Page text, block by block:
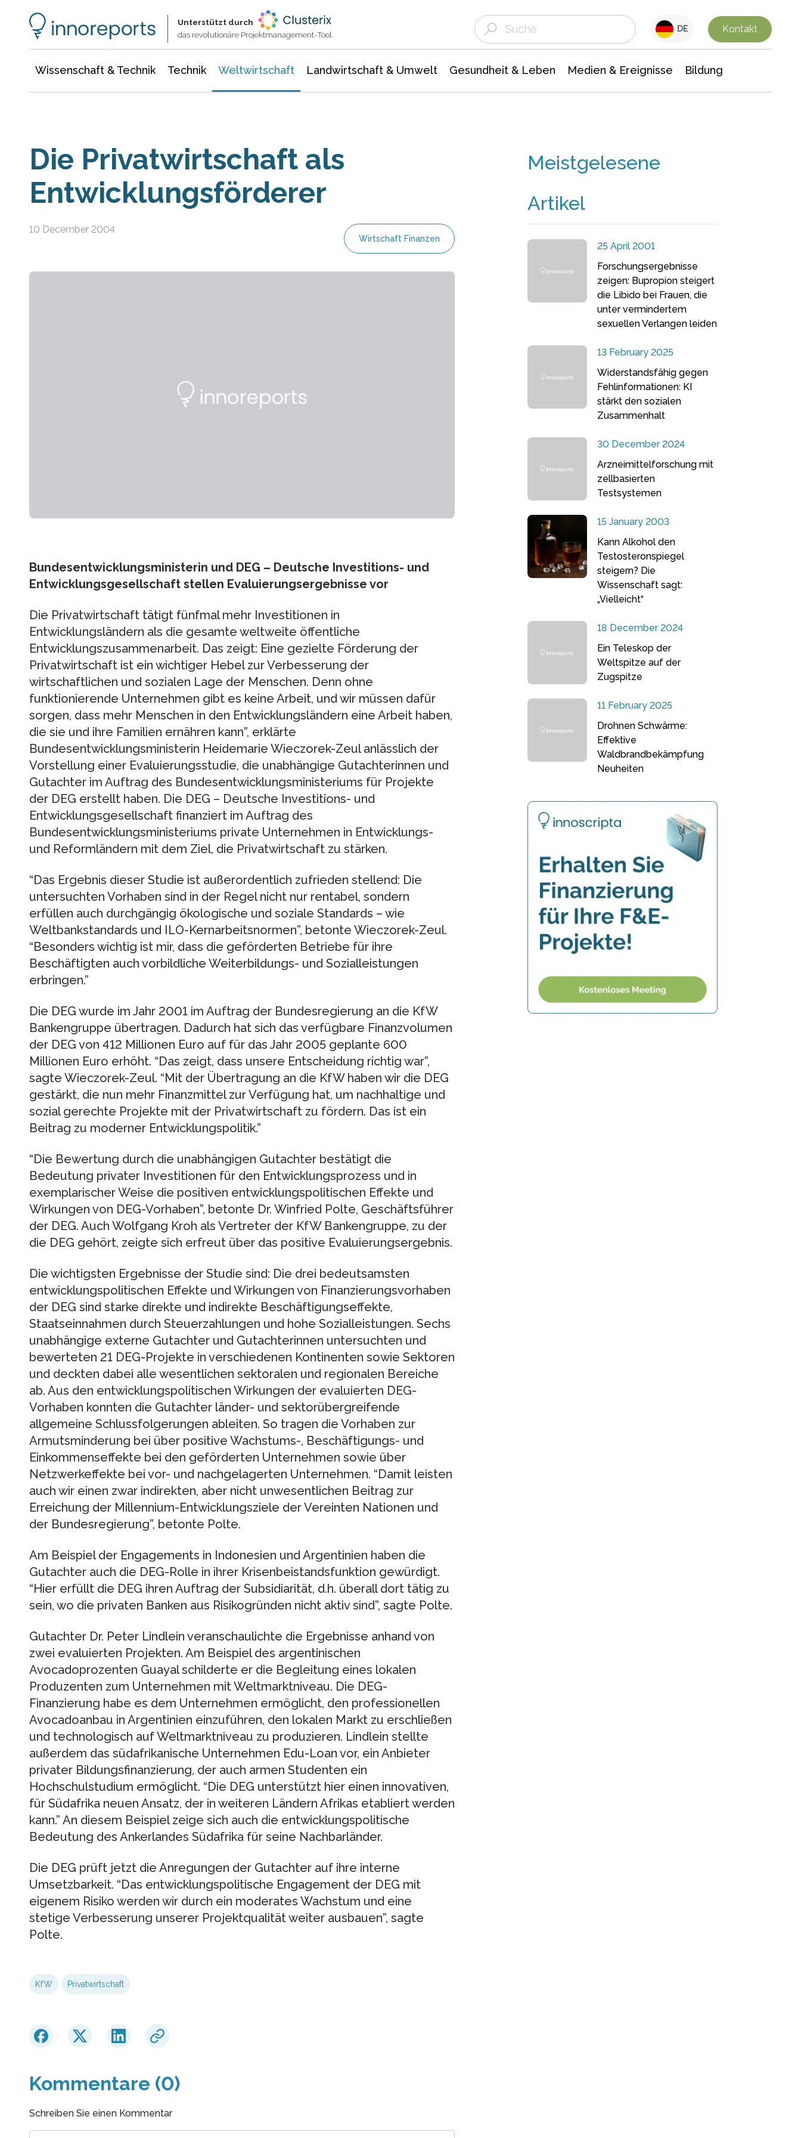
Unterstützt durch
das revolutionäre Projektmanagement-Tool
DE Kontakt
Wissenschaft & Technik Technik Weltwirtschaft Landwirtschaft & Umwelt Gesundheit & Leben Medien & Ereignisse Bildung
Die Privatwirtschaft als
Entwicklungsförderer
10 December 2004
Wirtschaft Finanzen
Bundesentwicklungsministerin und DEG – Deutsche Investitions- und
Entwicklungsgesellschaft stellen Evaluierungsergebnisse vor
Die Privatwirtschaft tätigt fünfmal mehr Investitionen in
Entwicklungsländern als die gesamte weltweite öffentliche
Entwicklungszusammenarbeit. Das zeigt: Eine gezielte Förderung der
Privatwirtschaft ist ein wichtiger Hebel zur Verbesserung der
wirtschaftlichen und sozialen Lage der Menschen. Denn ohne
funktionierende Unternehmen gibt es keine Arbeit, und wir müssen dafür
sorgen, dass mehr Menschen in den Entwicklungsländern eine Arbeit haben,
die sie und ihre Familien ernähren kann”, erklärte
Bundesentwicklungsministerin Heidemarie Wieczorek-Zeul anlässlich der
Vorstellung einer Evaluierungsstudie, die unabhängige Gutachterinnen und
Gutachter im Auftrag des Bundesentwicklungsministeriums für Projekte
der DEG erstellt haben. Die DEG – Deutsche Investitions- und
Entwicklungsgesellschaft finanziert im Auftrag des
Bundesentwicklungsministeriums private Unternehmen in Entwicklungs-
und Reformländern mit dem Ziel, die Privatwirtschaft zu stärken.
“Das Ergebnis dieser Studie ist außerordentlich zufrieden stellend: Die
untersuchten Vorhaben sind in der Regel nicht nur rentabel, sondern
erfüllen auch durchgängig ökologische und soziale Standards – wie
Weltbankstandards und ILO-Kernarbeitsnormen”, betonte Wieczorek-Zeul.
“Besonders wichtig ist mir, dass die geförderten Betriebe für ihre
Beschäftigten auch vorbildliche Weiterbildungs- und Sozialleistungen
erbringen.”
Die DEG wurde im Jahr 2001 im Auftrag der Bundesregierung an die KfW
Bankengruppe übertragen. Dadurch hat sich das verfügbare Finanzvolumen
der DEG von 412 Millionen Euro auf für das Jahr 2005 geplante 600
Millionen Euro erhöht. “Das zeigt, dass unsere Entscheidung richtig war”,
sagte Wieczorek-Zeul. “Mit der Übertragung an die KfW haben wir die DEG
gestärkt, die nun mehr Finanzmittel zur Verfügung hat, um nachhaltige und
sozial gerechte Projekte mit der Privatwirtschaft zu fördern. Das ist ein
Beitrag zu moderner Entwicklungspolitik.”
“Die Bewertung durch die unabhängigen Gutachter bestätigt die
Bedeutung privater Investitionen für den Entwicklungsprozess und in
exemplarischer Weise die positiven entwicklungspolitischen Effekte und
Wirkungen von DEG-Vorhaben”, betonte Dr. Winfried Polte, Geschäftsführer
der DEG. Auch Wolfgang Kroh als Vertreter der KfW Bankengruppe, zu der
die DEG gehört, zeigte sich erfreut über das positive Evaluierungsergebnis.
Die wichtigsten Ergebnisse der Studie sind: Die drei bedeutsamsten
entwicklungspolitischen Effekte und Wirkungen von Finanzierungsvorhaben
der DEG sind starke direkte und indirekte Beschäftigungseffekte,
Staatseinnahmen durch Steuerzahlungen und hohe Sozialleistungen. Sechs
unabhängige externe Gutachter und Gutachterinnen untersuchten und
bewerteten 21 DEG-Projekte in verschiedenen Kontinenten sowie Sektoren
und deckten dabei alle wesentlichen sektoralen und regionalen Bereiche
ab. Aus den entwicklungspolitischen Wirkungen der evaluierten DEG-
Vorhaben konnten die Gutachter länder- und sektorübergreifende
allgemeine Schlussfolgerungen ableiten. So tragen die Vorhaben zur
Armutsminderung bei über positive Wachstums-, Beschäftigungs- und
Einkommenseffekte bei den geförderten Unternehmen sowie über
Netzwerkeffekte bei vor- und nachgelagerten Unternehmen. “Damit leisten
auch wir einen zwar indirekten, aber nicht unwesentlichen Beitrag zur
Erreichung der Millennium-Entwicklungsziele der Vereinten Nationen und
der Bundesregierung”, betonte Polte.
Am Beispiel der Engagements in Indonesien und Argentinien haben die
Gutachter auch die DEG-Rolle in ihrer Krisenbeistandsfunktion gewürdigt.
“Hier erfüllt die DEG ihren Auftrag der Subsidiarität, d.h. überall dort tätig zu
sein, wo die privaten Banken aus Risikogründen nicht aktiv sind”, sagte Polte.
Gutachter Dr. Peter Lindlein veranschaulichte die Ergebnisse anhand von
zwei evaluierten Projekten. Am Beispiel des argentinischen
Avocadoprozenten Guayal schilderte er die Begleitung eines lokalen
Produzenten zum Unternehmen mit Weltmarktniveau. Die DEG-
Finanzierung habe es dem Unternehmen ermöglicht, den professionellen
Avocadoanbau in Argentinien einzuführen, den lokalen Markt zu erschließen
und technologisch auf Weltmarktniveau zu produzieren. Lindlein stellte
außerdem das südafrikanische Unternehmen Edu-Loan vor, ein Anbieter
privater Bildungsfinanzierung, der auch armen Studenten ein
Hochschulstudium ermöglicht. “Die DEG unterstützt hier einen innovativen,
für Südafrika neuen Ansatz, der in weiteren Ländern Afrikas etabliert werden
kann.” An diesem Beispiel zeige sich auch die entwicklungspolitische
Bedeutung des Ankerlandes Südafrika für seine Nachbarländer.
Die DEG prüft jetzt die Anregungen der Gutachter auf ihre interne
Umsetzbarkeit. “Das entwicklungspolitische Engagement der DEG mit
eigenem Risiko werden wir durch ein moderates Wachstum und eine
stetige Verbesserung unserer Projektqualität weiter ausbauen”, sagte
Polte.
KfW Privatwirtschaft
Kommentare (0)
Schreiben Sie einen Kommentar
Meistgelesene
Artikel
25 April 2001
Forschungsergebnisse
zeigen: Bupropion steigert
die Libido bei Frauen, die
unter vermindertem
sexuellen Verlangen leiden
13 February 2025
Widerstandsfähig gegen
Fehlinformationen: KI
stärkt den sozialen
Zusammenhalt
30 December 2024
Arzneimittelforschung mit
zellbasierten
Testsystemen
15 January 2003
Kann Alkohol den
Testosteronspiegel
steigern? Die
Wissenschaft sagt:
„Vielleicht“
18 December 2024
Ein Teleskop der
Weltspitze auf der
Zugspitze
11 February 2025
Drohnen Schwärme:
Effektive
Waldbrandbekämpfung
Neuheiten